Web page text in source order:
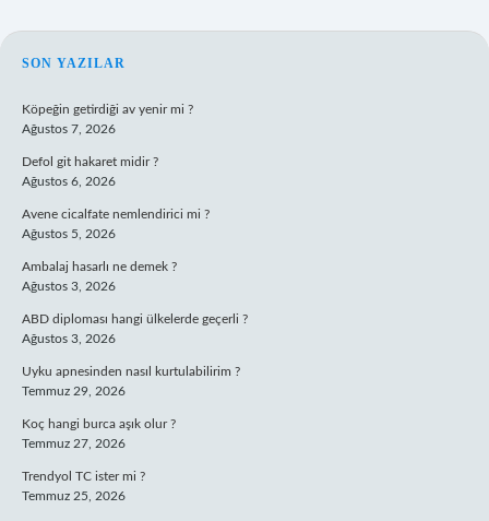
SIDEBAR
SON YAZILAR
Köpeğin getirdiği av yenir mi ?
Ağustos 7, 2026
Defol git hakaret midir ?
Ağustos 6, 2026
Avene cicalfate nemlendirici mi ?
Ağustos 5, 2026
Ambalaj hasarlı ne demek ?
Ağustos 3, 2026
ABD diploması hangi ülkelerde geçerli ?
Ağustos 3, 2026
Uyku apnesinden nasıl kurtulabilirim ?
Temmuz 29, 2026
Koç hangi burca aşık olur ?
Temmuz 27, 2026
Trendyol TC ister mi ?
Temmuz 25, 2026